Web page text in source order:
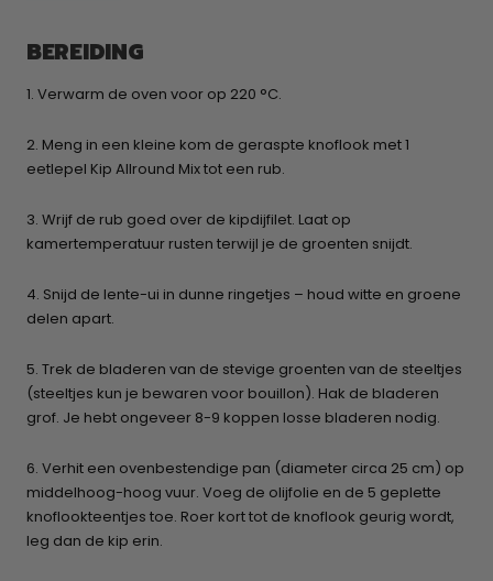
BEREIDING
1. Verwarm de oven voor op 220 °C.
2. Meng in een kleine kom de geraspte knoflook met 1
eetlepel Kip Allround Mix tot een rub.
3. Wrijf de rub goed over de kipdijfilet. Laat op
kamertemperatuur rusten terwijl je de groenten snijdt.
4. Snijd de lente-ui in dunne ringetjes – houd witte en groene
delen apart.
5. Trek de bladeren van de stevige groenten van de steeltjes
(steeltjes kun je bewaren voor bouillon). Hak de bladeren
grof. Je hebt ongeveer 8-9 koppen losse bladeren nodig.
6. Verhit een ovenbestendige pan (diameter circa 25 cm) op
middelhoog-hoog vuur. Voeg de olijfolie en de 5 geplette
knoflookteentjes toe. Roer kort tot de knoflook geurig wordt,
leg dan de kip erin.